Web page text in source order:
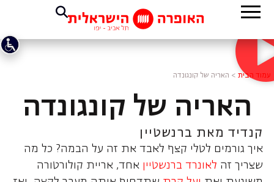
עמוד הבית > האריה של קונגונדה
האריה של קונגונדה
קנדיד מאת ברנשטיין
איך גורמים לטלי קצף לאבד את זה על הבמה? כל מה
שצריך זה לאונרד ברנשטיין אחד, אריית קולורטורה